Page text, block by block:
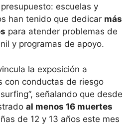
escuelas y
han tenido que dedicar más
para atender problemas de
y programas de apoyo.
la exposición a
con conductas de riesgo
señalando que desde
al menos 16 muertes
de 12 y 13 años este mes